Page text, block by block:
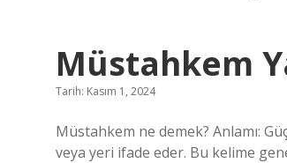
Müstahkem
Tarih: Kasım 1, 2024
Müstahkem ne demek? Anlamı:
veya yeri ifade eder. Bu kelime